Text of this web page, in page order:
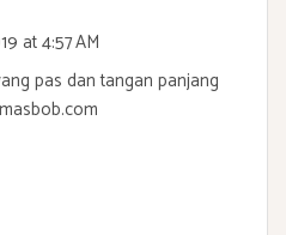
at 4:57 AM
pas dan tangan panjang